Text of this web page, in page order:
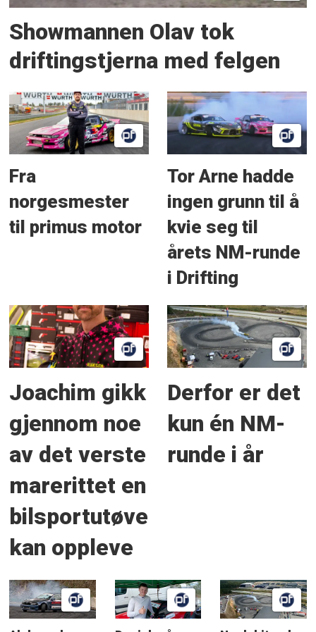
Showmannen Olav tok
driftingstjerna med felgen
Fra
norgesmester
til primus motor
Tor Arne hadde
ingen grunn til å
kvie seg til
årets NM-runde
i Drifting
Joachim gikk
gjennom noe
av det verste
marerittet en
bilsportutøver
kan oppleve
Derfor er det
kun én NM-
runde i år